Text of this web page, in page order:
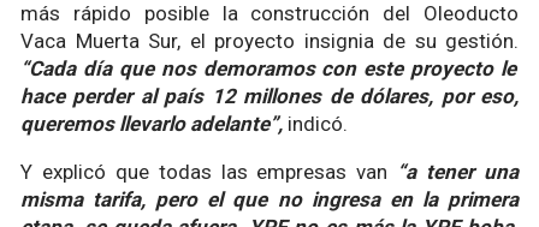
más rápido posible la construcción del Oleoducto
Vaca Muerta Sur, el proyecto insignia de su gestión.
“Cada día que nos demoramos con este proyecto le
hace perder al país 12 millones de dólares, por eso,
queremos llevarlo adelante”, indicó.
Y explicó que todas las empresas van “a tener una
misma tarifa, pero el que no ingresa en la primera